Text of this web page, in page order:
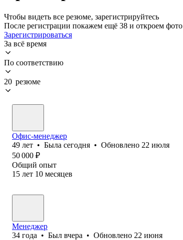
Чтобы видеть все резюме, зарегистрируйтесь
После регистрации покажем ещё 38 и откроем фото
Зарегистрироваться
За всё время
По соответствию
20 резюме
Офис-менеджер
49 лет • Была сегодня • Обновлено 22 июля
50 000 ₽
Общий опыт
15 лет 10 месяцев
Менеджер
34 года • Был вчера • Обновлено 22 июня